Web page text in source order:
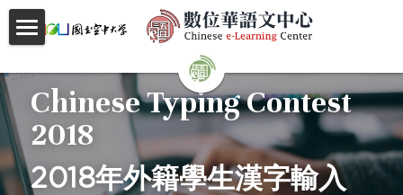
About
Videos
Courses
Chinese Typing Contest
2018
2018年外籍學生漢字輸入